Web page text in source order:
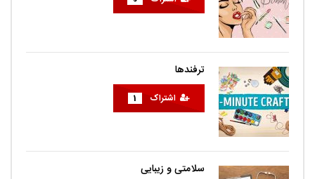
ترفندها
اشتراک 1
سلامتی و زیبایی